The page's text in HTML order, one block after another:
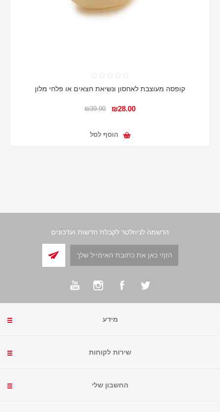
קופסה מעוצבת לאחסון ונשיאת חצאים או פלחי מלון
₪28.00
₪39.90
הוסף לסל
הרשמה לניוזלטר לקבלת חדשות ועדכונים
מידע
שירות לקוחות
החשבון שלי